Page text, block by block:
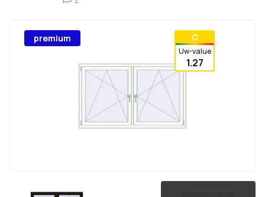
premium С
Uw-value
1.27